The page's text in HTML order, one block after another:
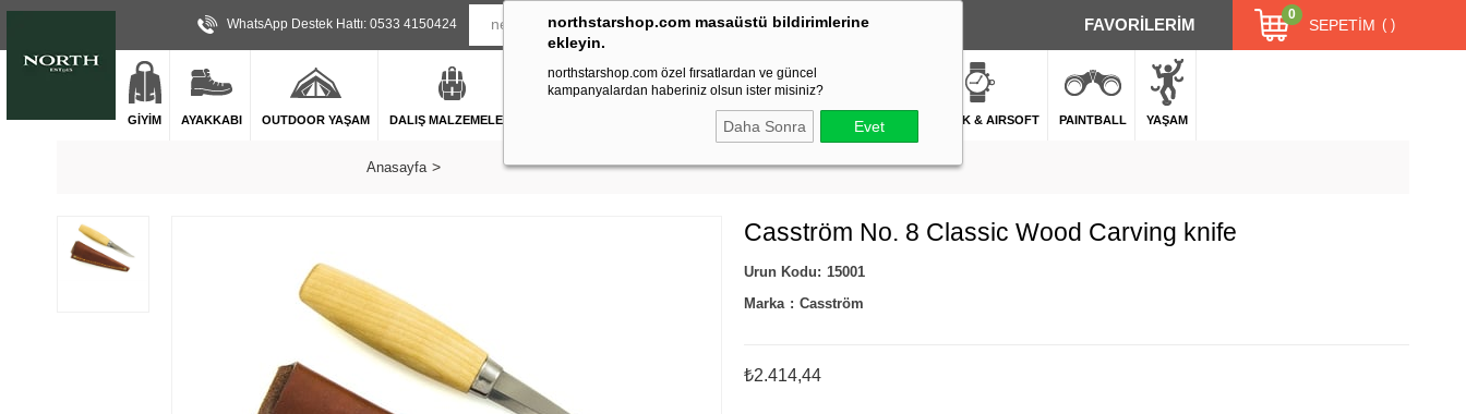
northstarshop.com masaüstü bildirimlerine
ekleyin.
northstarshop.com özel fırsatlardan ve güncel
kampanyalardan haberiniz olsun ister misiniz?
Daha Sonra Evet
WhatsApp Destek Hattı: 0533 4150424 FAVORİLERİM SEPETIM
0
GİYİM AYAKKABI OUTDOOR YAŞAM DALIŞ MALZEMELERİ FENER DAĞCILIK & İŞ GÜVENLİĞİ ATICILIK & AIRSOFT PAINTBALL YAŞAM
Anasayfa
Casström No. 8 Classic Wood Carving knife
15001
Marka : Casström
₺2.414,44